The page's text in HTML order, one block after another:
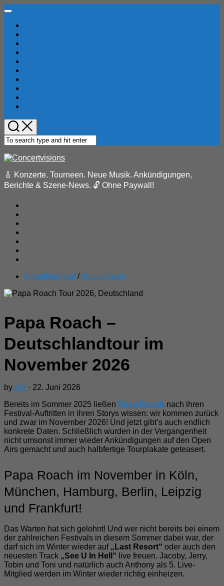
Skip
content
Expand
🎸 Konzerte. Tourneen. Neue Musik. Ankündigungen,
Berichte & Szene-News. 🔓 Ohne Paywall!
Metal/NuMetal / Musik-News
Papa Roach –
Deutschlandtour im
November 2026
byAni · 22. Juni 2026
Bereits im Sommer 2025 ließen Papa Roach nach ihren
Festival-Auftritten in ihren Storys wissen: wir kommen zurück
und zwar im November 2026! Und jetzt gibt’s auch endlich
konkrete Daten. Schließlich wurden in der Vergangenheit
nicht umsonst immer wieder Ankündigungen auf den Open
Airs gemacht und auch halbfertige Tourplakate geteasert.
Papa Roach im November in Köln,
München, Hamburg, Berlin, Leipzig
und Frankfurt!
Das Warten hat sich gelohnt! Und wer nicht bereits bei einem
der zahlreichen Festivals in diesem Sommer dabei war, der
darf sich im Winter wieder auf „Last Resort“ oder auch den
neuesten Track „See U In Hell“ live freuen. Jacoby, Jerry,
Tobin und Toni und natürlich auch Anthony als 5. Live-
Mitglied werden im Winter wieder richtig einheizen.